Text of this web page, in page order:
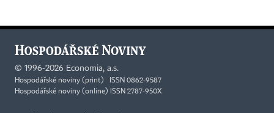
© 1996-2026 Economia, a.s.
Hospodářské noviny (print) ISSN 0862-9587
Hospodářské noviny (online) ISSN 2787-950X